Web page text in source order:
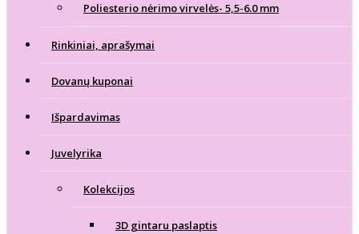
Poliesterio nėrimo virvelės- 5,5-6.0 mm
Rinkiniai, aprašymai
Dovanų kuponai
Išpardavimas
Juvelyrika
Kolekcijos
3D gintaru paslaptis